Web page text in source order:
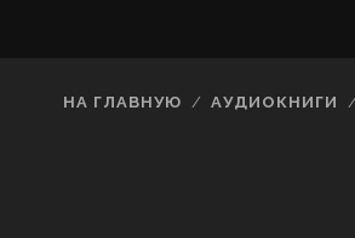
НА ГЛАВНУЮ АУДИОКНИГИ